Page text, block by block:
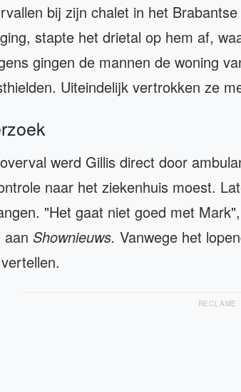
bij zijn chalet in het
stapte het drietal op hem af,
gingen de mannen de woning
Uiteindelijk vertrokken ze
werd Gillis direct door
naar het ziekenhuis moest.
"Het gaat niet goed met
aan Shownieuws. Vanwege het
RECLAME